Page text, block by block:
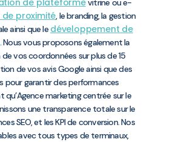
de plateformevitrine ou e-
de proximité, le branding, la gestion
ainsi que le développement de
. Nous vous proposons également la
vos coordonnées sur plus de 15
de vos avis Google ainsi que des
pour garantir des performances
qu’Agence marketing centrée sur le
une transparence totale sur le
SEO, et les KPI de conversion. Nos
avec tous types de terminaux,